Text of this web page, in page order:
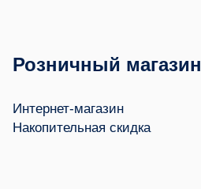
Розничный магазин
Интернет-магазин
Накопительная скидка